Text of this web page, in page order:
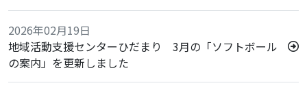
2026年02月19日
地域活動支援センターひだまり 3月の「ソフトボール
の案内」を更新しました